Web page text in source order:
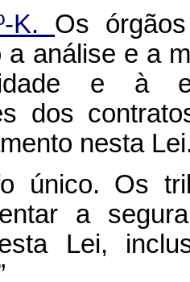
K. Os
a análise e a
e à
dos
nesta
único. Os
a
Lei,